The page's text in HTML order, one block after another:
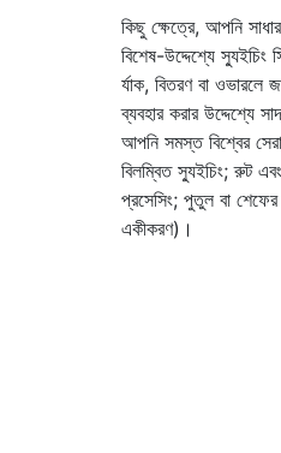
কিছু ক্ষেত্রে, আপনি
বিশেষ-উদ্দেশ্যে
র্যাক, বিতরণ বা
ব্যবহার করার উদ্দেশ্যে
আপনি সমস্ত বিশ্বের
বিলম্বিত স্যুইচিং; রুট
প্রসেসিং; পুতুল বা
একীকরণ)।